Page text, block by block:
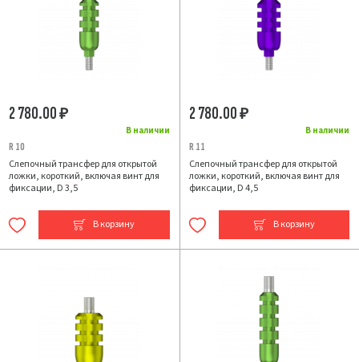
В наличии
2 780.00₽
R 10
Слепочный трансфер для открытой
ложки, короткий, включая винт для
фиксации, D 3,5
В корзину
В наличии
2 780.00₽
R 11
Слепочный трансфер для открытой
ложки, короткий, включая винт для
фиксации, D 4,5
В корзину